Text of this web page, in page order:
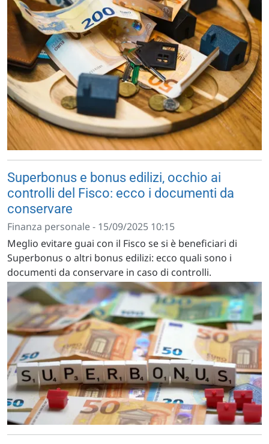
Superbonus e bonus edilizi, occhio ai
controlli del Fisco: ecco i documenti da
conservare
Finanza personale - 15/09/2025 10:15
Meglio evitare guai con il Fisco se si è beneficiari di
Superbonus o altri bonus edilizi: ecco quali sono i
documenti da conservare in caso di controlli.